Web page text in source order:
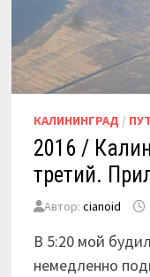
КАЛИНИНГРАД /
2016 /
третий.
Автор: cianoid
В 5:20 мой
немедленно